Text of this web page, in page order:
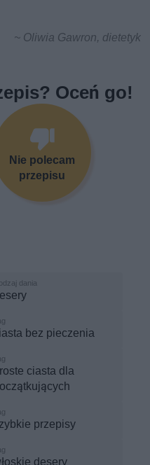
~ Oliwia Gawron, dietetyk
Oceń go!
Nie polecam
przepisu
bez pieczenia
ciasta dla
przepisy
desery